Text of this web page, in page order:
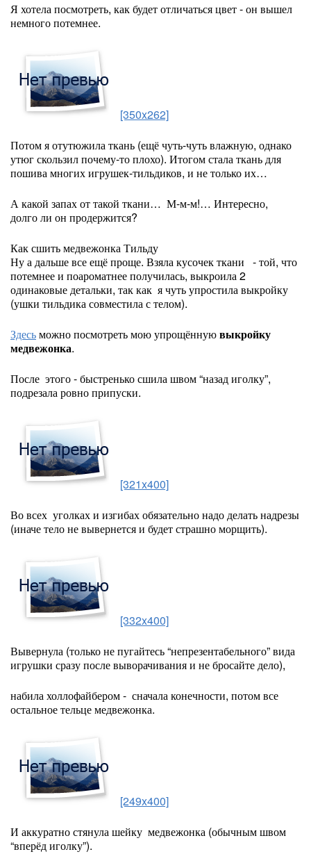
Я хотела посмотреть, как будет отличаться цвет - он вышел
немного потемнее.
[350x262]
Потом я отутюжила ткань (ещё чуть-чуть влажную, однако
утюг скользил почему-то плохо). Итогом стала ткань для
пошива многих игрушек-тильдиков, и не только их…
А какой запах от такой ткани… М-м-м!… Интересно,
долго ли он продержится?
Как сшить медвежонка Тильду
Ну а дальше все ещё проще. Взяла кусочек ткани - той, что
потемнее и поароматнее получилась, выкроила 2
одинаковые детальки, так как я чуть упростила выкройку
(ушки тильдика совместила с телом).
Здесьможно посмотреть мою упрощённуювыкройку
медвежонка.
После этого - быстренько сшила швом “назад иголку”,
подрезала ровно припуски.
[321x400]
Во всех уголках и изгибах обязательно надо делать надрезы
(иначе тело не вывернется и будет страшно морщить).
[332x400]
Вывернула (только не пугайтесь “непрезентабельного” вида
игрушки сразу после выворачивания и не бросайте дело),
набила холлофайбером - сначала конечности, потом все
остальное тельце медвежонка.
[249x400]
И аккуратно стянула шейку медвежонка (обычным швом
“вперёд иголку”).